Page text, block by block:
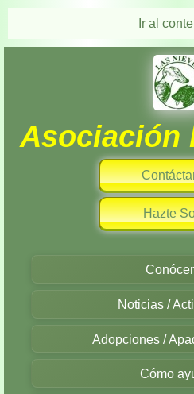
Ir al
Asociación
Hazte
Noticias /
Adopciones /
Cómo